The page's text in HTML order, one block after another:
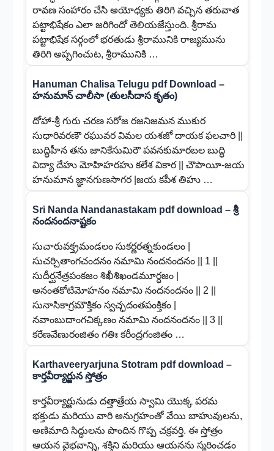
రావణ సంహారం చేసి అయోధ్యకు తిరిగి వచ్చిన తరువాత
పట్టాభిషేకం ఎలా జరిగిందో తెలియజేస్తుంది. శ్రీరామ
పట్టాభిషేక సర్గంలో భరతుడు శ్రీరామునికి రాజ్యమును
తిరిగి అప్పగించుట, శ్రీరామునికి …
Hanuman Chalisa Telugu pdf Download –
హనుమాన్ చాలీసా (తులసీదాస కృతం)
దోహా-శ్రీ గురు చరణ సరోజ రజనిజమన ముకుర
సుధారివరణౌ రఘువర విమల యశజో దాయక ఫలచారి ||
బుద్ధిహీన తను జానికేసుమిరౌ పవనకుమారబల బుద్ధి
విద్యా దేహు మోహిహరహు కలేశ వికార || చౌపాయీ-జయ
హనుమాన జ్ఞానగుణసాగర |జయ కపీశ తిహు …
Sri Nanda Nandanastakam pdf download – శ్రీ
నందనందనాష్టకం
సుచారువక్త్రమండలం సుకర్ణరత్నకుండలం |
సుచర్చితాంగచందనం నమామి నందనందనం || 1 ||
సుదీర్ఘనేత్రపంకజం శిఖీశిఖండమూర్ధజం |
అనంతకోటిమోహనం నమామి నందనందనం || 2 ||
సునాసికాగ్రమౌక్తికం స్వచ్ఛదంతపంక్తికం |
నవాంబుదాంగచిక్కణం నమామి నందనందనం || 3 ||
కరేణవేణురంజితం గతిః కరీంద్రగంజితం …
Karthaveeryarjuna Stotram pdf download –
కార్తవీర్యార్జున స్తోత్రం
కార్తవీర్యార్జునుడు దత్తాత్రేయ స్వామి యొక్క పరమ
భక్తుడు మరియు వారి అనుగ్రహంతో వేయి బాహువులను,
అణిమాది సిద్ధులను పొందిన గొప్ప చక్రవర్తి. ఈ స్తోత్రం
ఆయన వైభవాన్ని, శక్తిని మరియు ఆయనను స్మరించడం